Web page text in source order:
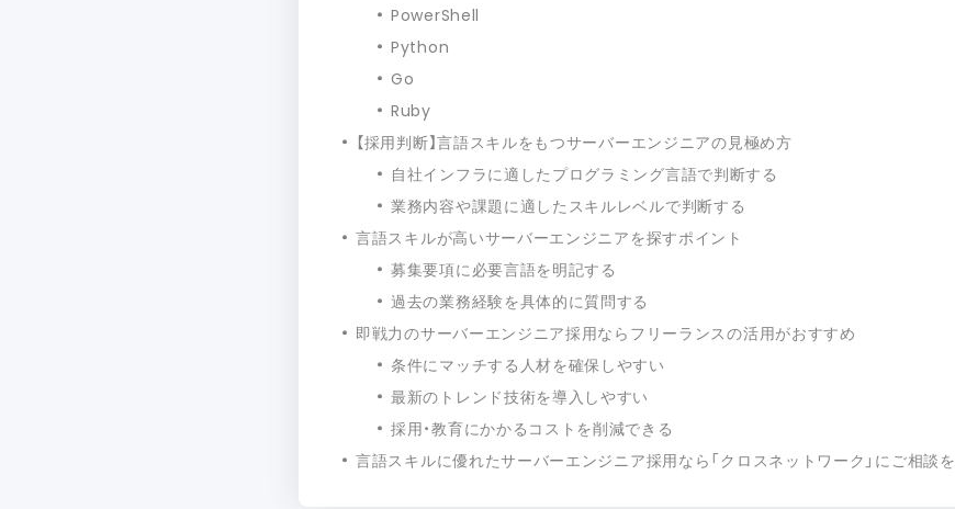
PowerShell
Python
Go
Ruby
【採用判断】言語スキルをもつサーバーエンジニアの見極め方
自社インフラに適したプログラミング言語で判断する
業務内容や課題に適したスキルレベルで判断する
言語スキルが高いサーバーエンジニアを探すポイント
募集要項に必要言語を明記する
過去の業務経験を具体的に質問する
即戦力のサーバーエンジニア採用ならフリーランスの活用がおすすめ
条件にマッチする人材を確保しやすい
最新のトレンド技術を導入しやすい
採用・教育にかかるコストを削減できる
言語スキルに優れたサーバーエンジニア採用なら「クロスネットワーク」にご相談を